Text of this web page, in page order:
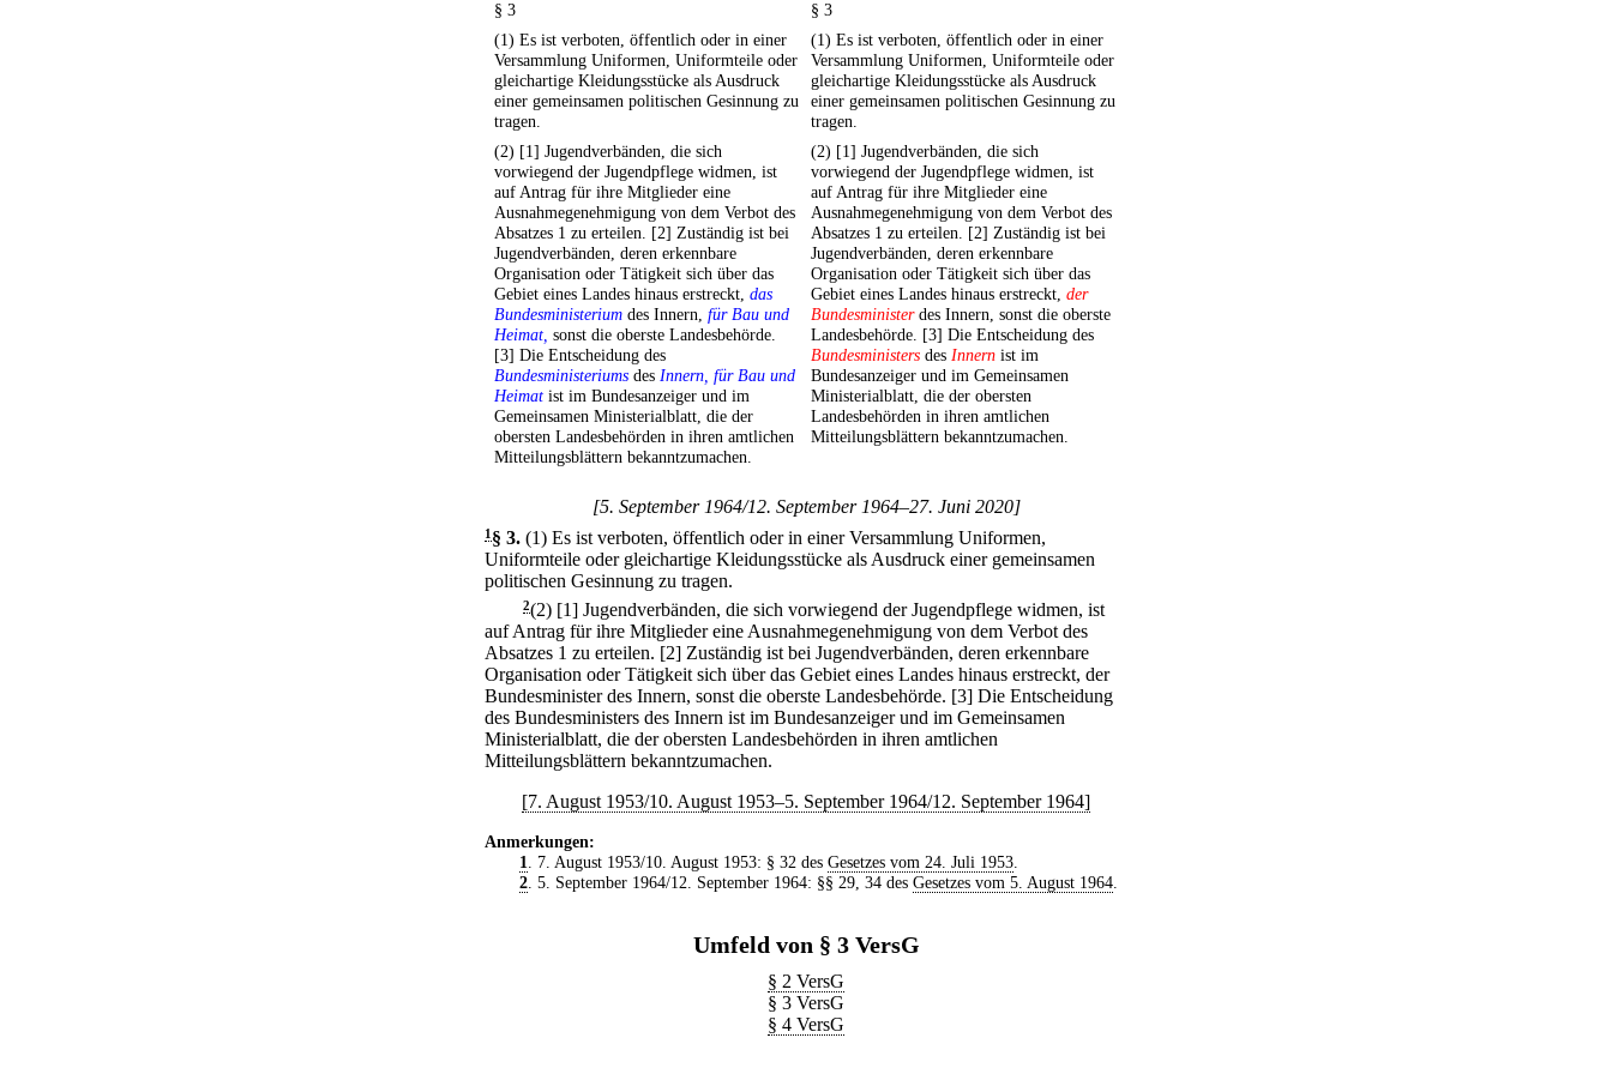
§ 3
§ 3
(1) Es ist verboten, öffentlich oder in einer
Versammlung Uniformen, Uniformteile oder
gleichartige Kleidungsstücke als Ausdruck
einer gemeinsamen politischen Gesinnung zu
tragen.
(1) Es ist verboten, öffentlich oder in einer
Versammlung Uniformen, Uniformteile oder
gleichartige Kleidungsstücke als Ausdruck
einer gemeinsamen politischen Gesinnung zu
tragen.
(2) [1] Jugendverbänden, die sich
vorwiegend der Jugendpflege widmen, ist
auf Antrag für ihre Mitglieder eine
Ausnahmegenehmigung von dem Verbot des
Absatzes 1 zu erteilen. [2] Zuständig ist bei
Jugendverbänden, deren erkennbare
Organisation oder Tätigkeit sich über das
Gebiet eines Landes hinaus erstreckt, das
Bundesministerium des Innern, für Bau und
Heimat, sonst die oberste Landesbehörde.
[3] Die Entscheidung des
Bundesministeriums des Innern, für Bau und
Heimat ist im Bundesanzeiger und im
Gemeinsamen Ministerialblatt, die der
obersten Landesbehörden in ihren amtlichen
Mitteilungsblättern bekanntzumachen.
(2) [1] Jugendverbänden, die sich
vorwiegend der Jugendpflege widmen, ist
auf Antrag für ihre Mitglieder eine
Ausnahmegenehmigung von dem Verbot des
Absatzes 1 zu erteilen. [2] Zuständig ist bei
Jugendverbänden, deren erkennbare
Organisation oder Tätigkeit sich über das
Gebiet eines Landes hinaus erstreckt, der
Bundesministerdes Innern, sonst die oberste
Landesbehörde. [3] Die Entscheidung des
Bundesministers des Innern ist im
Bundesanzeiger und im Gemeinsamen
Ministerialblatt, die der obersten
Landesbehörden in ihren amtlichen
Mitteilungsblättern bekanntzumachen.
[5. September 1964/12. September 1964–27. Juni 2020]
1§ 3. (1) Es ist verboten, öffentlich oder in einer Versammlung Uniformen,
Uniformteile oder gleichartige Kleidungsstücke als Ausdruck einer gemeinsamen
politischen Gesinnung zu tragen.
2(2) [1] Jugendverbänden, die sich vorwiegend der Jugendpflege widmen, ist
auf Antrag für ihre Mitglieder eine Ausnahmegenehmigung von dem Verbot des
Absatzes 1 zu erteilen. [2] Zuständig ist bei Jugendverbänden, deren erkennbare
Organisation oder Tätigkeit sich über das Gebiet eines Landes hinaus erstreckt, der
Bundesminister des Innern, sonst die oberste Landesbehörde. [3] Die Entscheidung
des Bundesministers des Innern ist im Bundesanzeiger und im Gemeinsamen
Ministerialblatt, die der obersten Landesbehörden in ihren amtlichen
Mitteilungsblättern bekanntzumachen.
[7. August 1953/10. August 1953–5. September 1964/12. September 1964]
Anmerkungen:
1
. 7. August 1953/10. August 1953: § 32 des Gesetzes vom 24. Juli 1953.
2. 5. September 1964/12. September 1964: §§ 29, 34 des Gesetzes vom 5. August 1964.
Umfeld von § 3 VersG
§ 2 VersG
§ 3 VersG
§ 4 VersG